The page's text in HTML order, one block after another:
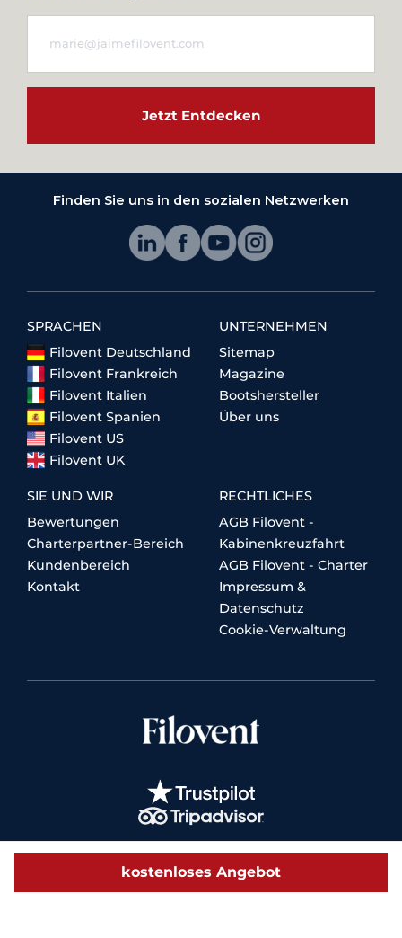
kostenloses Angebot
Jetzt Entdecken
Finden Sie uns in den sozialen Netzwerken
SPRACHEN
Filovent Deutschland
Filovent Frankreich
Filovent Italien
Filovent Spanien
Filovent US
Filovent UK
UNTERNEHMEN
Sitemap
Magazine
Bootshersteller
Über uns
SIE UND WIR
Bewertungen
Charterpartner-Bereich
Kundenbereich
Kontakt
RECHTLICHES
AGB Filovent -
Kabinenkreuzfahrt
AGB Filovent - Charter
Impressum &
Datenschutz
Cookie-Verwaltung
© 2026 Filovent